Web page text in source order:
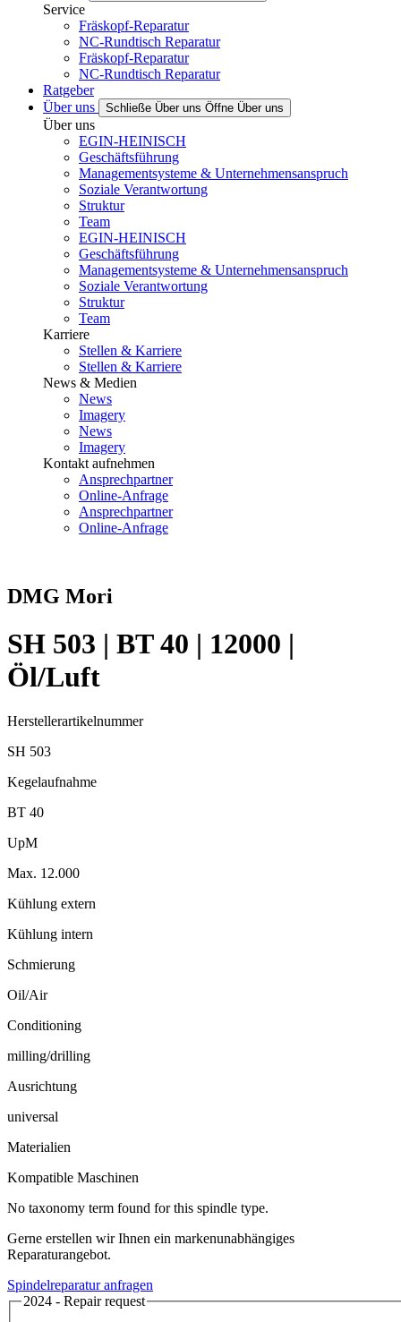
Service
Fräskopf-Reparatur
NC-Rundtisch Reparatur
Fräskopf-Reparatur
NC-Rundtisch Reparatur
Ratgeber
Über uns
Schließe Über uns Öffne Über uns
Über uns
EGIN-HEINISCH
Geschäftsführung
Managementsysteme & Unternehmensanspruch
Soziale Verantwortung
Struktur
Team
EGIN-HEINISCH
Geschäftsführung
Managementsysteme & Unternehmensanspruch
Soziale Verantwortung
Struktur
Team
Karriere
Stellen & Karriere
Stellen & Karriere
News & Medien
News
Imagery
News
Imagery
Kontakt aufnehmen
Ansprechpartner
Online-Anfrage
Ansprechpartner
Online-Anfrage
DMG Mori
SH 503 | BT 40 | 12000 |
Öl/Luft
Herstellerartikelnummer
SH 503
Kegelaufnahme
BT 40
UpM
Max. 12.000
Kühlung extern
Kühlung intern
Schmierung
Oil/Air
Conditioning
milling/drilling
Ausrichtung
universal
Materialien
Kompatible Maschinen
No taxonomy term found for this spindle type.
Gerne erstellen wir Ihnen ein markenunabhängiges
Reparaturangebot.
Spindelreparatur anfragen
2024 - Repair request